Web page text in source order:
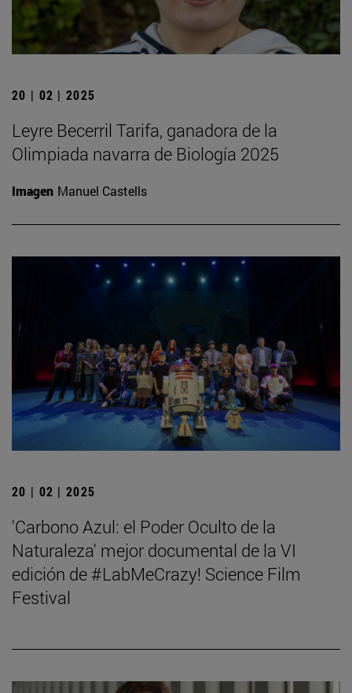
20 | 02 | 2025
Leyre Becerril Tarifa, ganadora de la
Olimpiada navarra de Biología 2025
Imagen Manuel Castells
20 | 02 | 2025
'Carbono Azul: el Poder Oculto de la
Naturaleza' mejor documental de la VI
edición de #LabMeCrazy! Science Film
Festival